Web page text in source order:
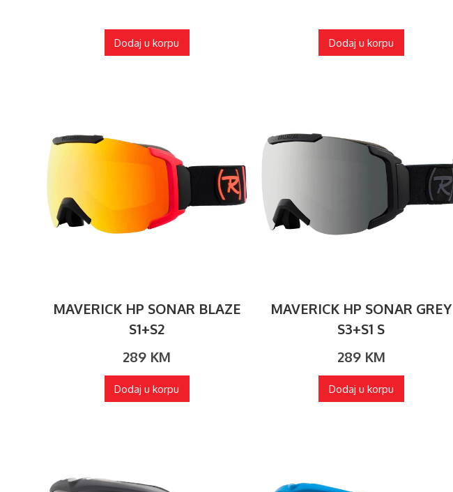
Dodaj u korpu Dodaj u korpu
MAVERICK HP SONAR BLAZE
S1+S2
289 KM
Dodaj u korpu
MAVERICK HP SONAR GREY
S3+S1 S
289 KM
Dodaj u korpu